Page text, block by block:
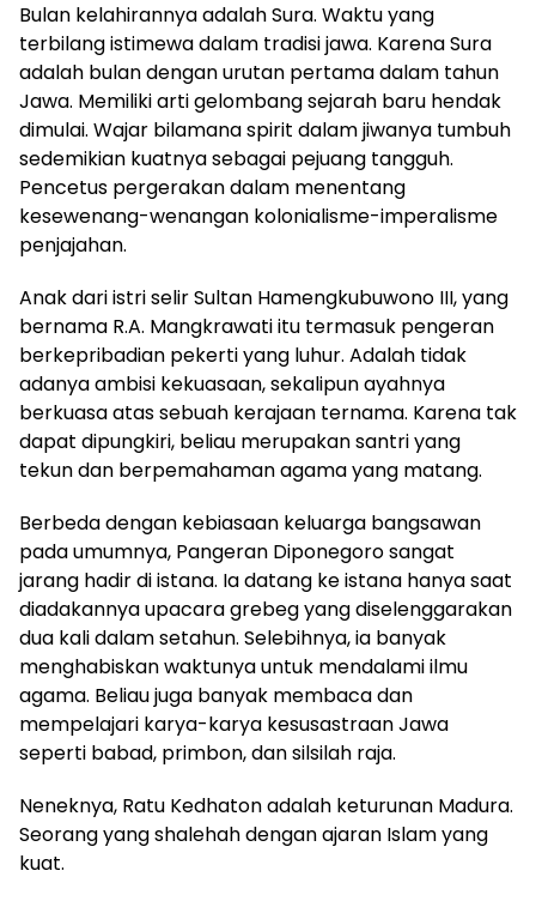
Bulan kelahirannya adalah Sura. Waktu yang
terbilang istimewa dalam tradisi jawa. Karena Sura
adalah bulan dengan urutan pertama dalam tahun
Jawa. Memiliki arti gelombang sejarah baru hendak
dimulai. Wajar bilamana spirit dalam jiwanya tumbuh
sedemikian kuatnya sebagai pejuang tangguh.
Pencetus pergerakan dalam menentang
kesewenang-wenangan kolonialisme-imperalisme
penjajahan.
Anak dari istri selir Sultan Hamengkubuwono III, yang
bernama R.A. Mangkrawati itu termasuk pengeran
berkepribadian pekerti yang luhur. Adalah tidak
adanya ambisi kekuasaan, sekalipun ayahnya
berkuasa atas sebuah kerajaan ternama. Karena tak
dapat dipungkiri, beliau merupakan santri yang
tekun dan berpemahaman agama yang matang.
Berbeda dengan kebiasaan keluarga bangsawan
pada umumnya, Pangeran Diponegoro sangat
jarang hadir di istana. Ia datang ke istana hanya saat
diadakannya upacara grebeg yang diselenggarakan
dua kali dalam setahun. Selebihnya, ia banyak
menghabiskan waktunya untuk mendalami ilmu
agama. Beliau juga banyak membaca dan
mempelajari karya-karya kesusastraan Jawa
seperti babad, primbon, dan silsilah raja.
Neneknya, Ratu Kedhaton adalah keturunan Madura.
Seorang yang shalehah dengan ajaran Islam yang
kuat.